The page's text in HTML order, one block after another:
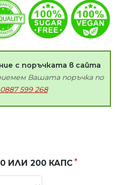
с поръчката в сайта
Вашата поръчка по
0887 599 268
ИЛИ 200 КАПС